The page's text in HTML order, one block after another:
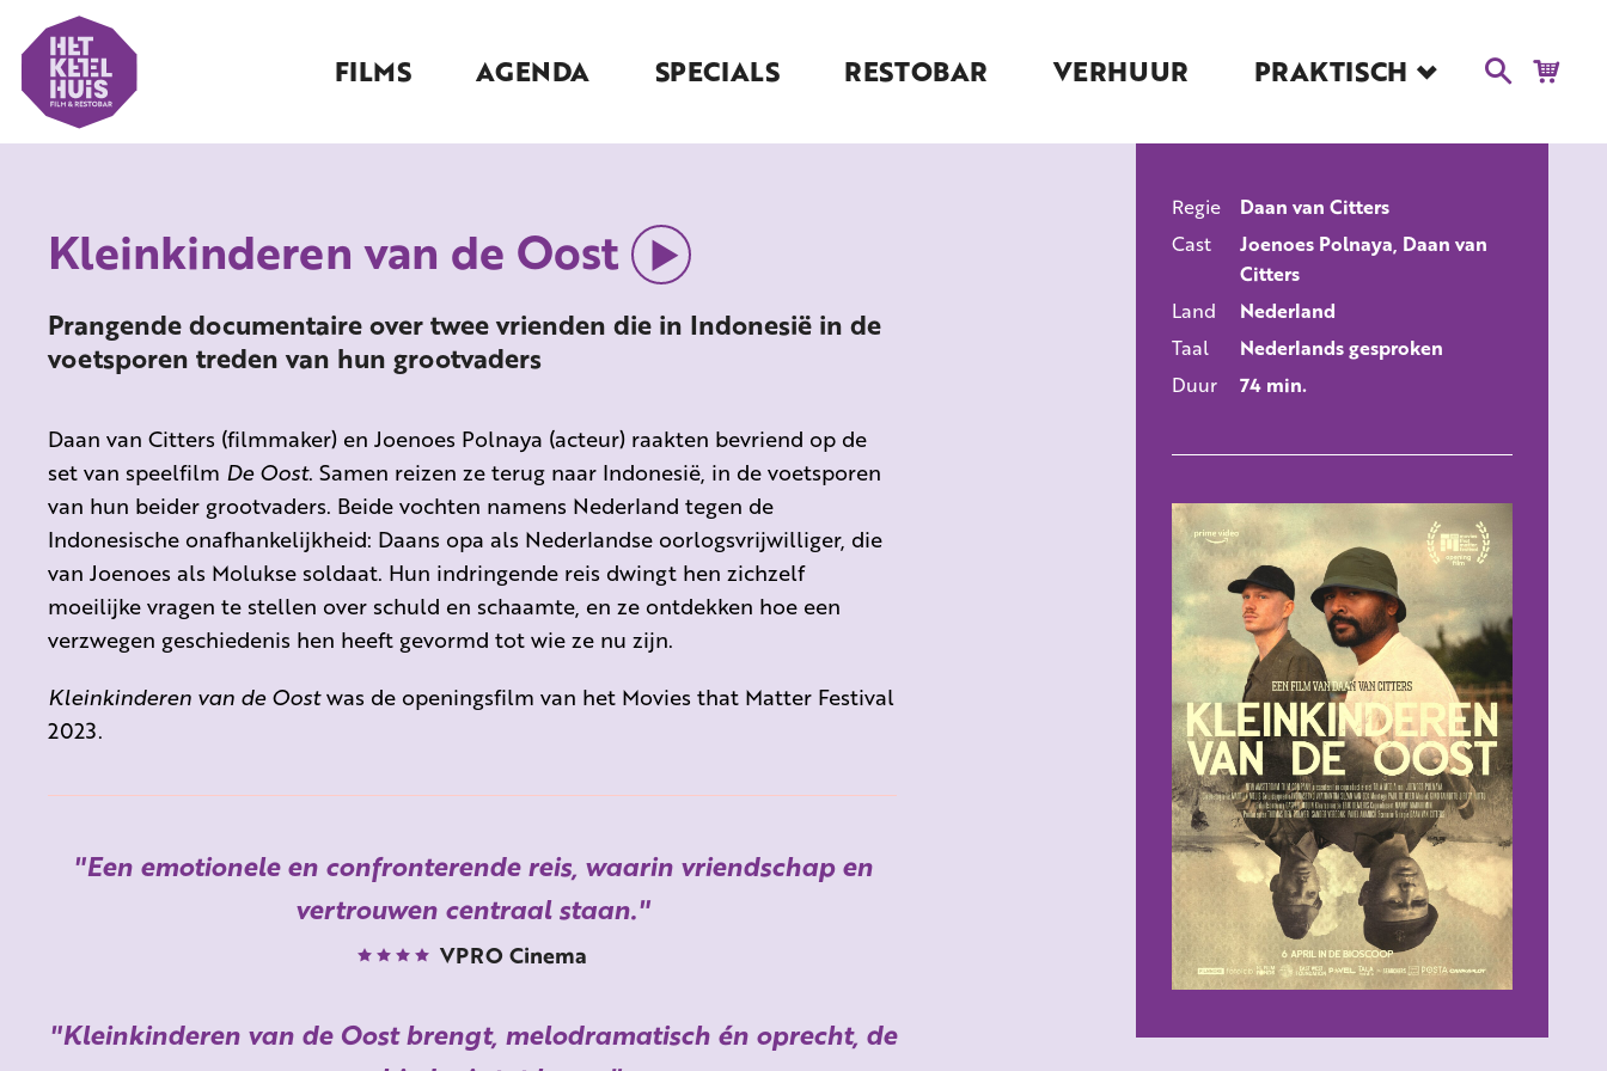
FILMS AGENDA SPECIALS RESTOBAR VERHUUR PRAKTISCH
Blog
Educatie
Kaartverkoop en
Tarieven
Over Het Ketelhuis
Kleinkinderen van de Oost
Prangende documentaire over twee vrienden die in Indonesië in de
voetsporen treden van hun grootvaders
Daan van Citters (filmmaker) en Joenoes Polnaya (acteur) raakten bevriend op de
set van speelfilm De Oost. Samen reizen ze terug naar Indonesië, in de voetsporen
van hun beider grootvaders. Beide vochten namens Nederland tegen de
Indonesische onafhankelijkheid: Daans opa als Nederlandse oorlogsvrijwilliger, die
van Joenoes als Molukse soldaat. Hun indringende reis dwingt hen zichzelf
moeilijke vragen te stellen over schuld en schaamte, en ze ontdekken hoe een
verzwegen geschiedenis hen heeft gevormd tot wie ze nu zijn.
Kleinkinderen van de Oostwas de openingsfilm van het Movies that Matter Festival
2023.
Een emotionele en confronterende reis, waarin vriendschap en
vertrouwen centraal staan.
VPRO Cinema
Kleinkinderen van de Oost brengt, melodramatisch én oprecht, de
ALLE FILMS
Regie
Daan van Citters
Cast
Joenoes Polnaya, Daan van
Citters
Land
Nederland
Taal
Nederlands gesproken
Duur
74 min.